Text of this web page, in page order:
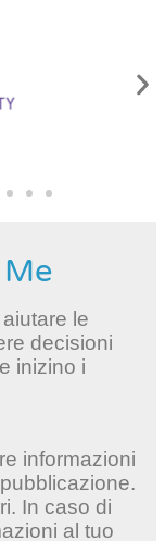
le
decisioni
inizino i
informazioni
In caso di
al tuo